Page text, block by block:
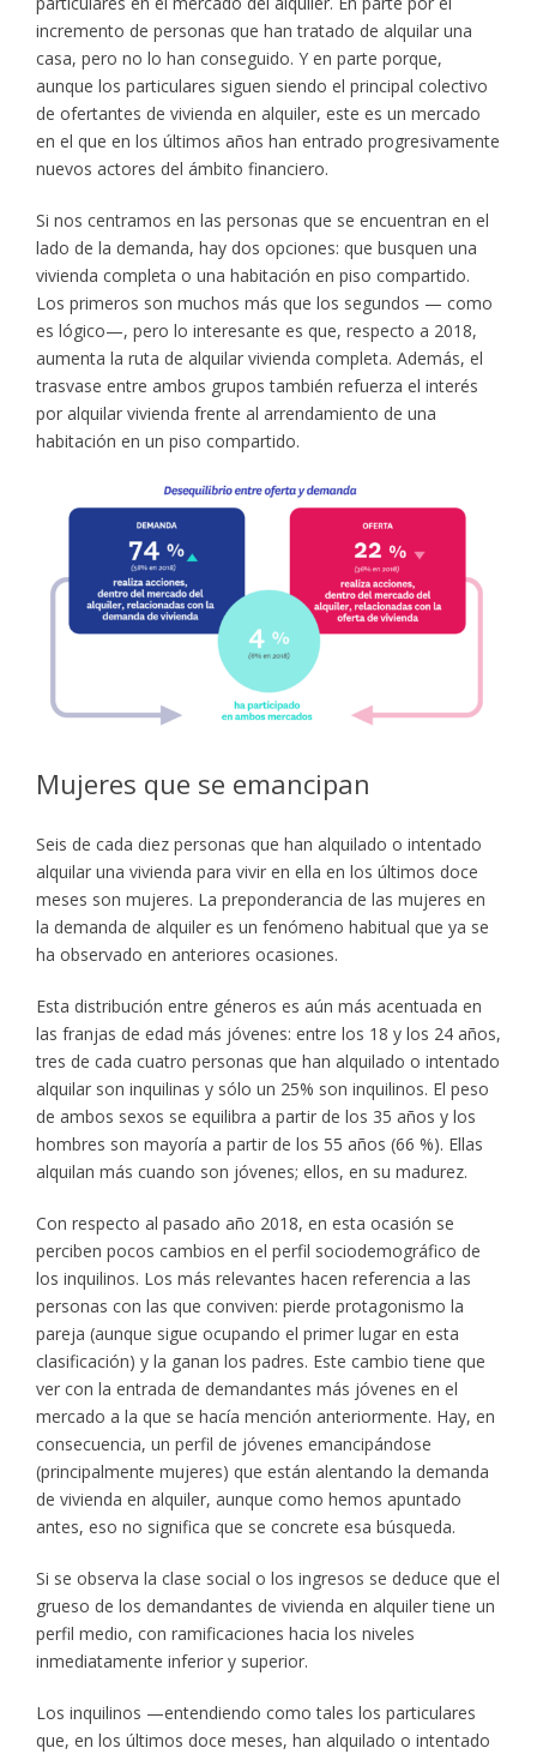
incremento de personas que han tratado de alquilar una
casa, pero no lo han conseguido. Y en parte porque,
aunque los particulares siguen siendo el principal colectivo
de ofertantes de vivienda en alquiler, este es un mercado
en el que en los últimos años han entrado progresivamente
nuevos actores del ámbito financiero.
Si nos centramos en las personas que se encuentran en el
lado de la demanda, hay dos opciones: que busquen una
vivienda completa o una habitación en piso compartido.
Los primeros son muchos más que los segundos — como
es lógico—, pero lo interesante es que, respecto a 2018,
aumenta la ruta de alquilar vivienda completa. Además, el
trasvase entre ambos grupos también refuerza el interés
por alquilar vivienda frente al arrendamiento de una
habitación en un piso compartido.
Mujeres que se emancipan
Seis de cada diez personas que han alquilado o intentado
alquilar una vivienda para vivir en ella en los últimos doce
meses son mujeres. La preponderancia de las mujeres en
la demanda de alquiler es un fenómeno habitual que ya se
ha observado en anteriores ocasiones.
Esta distribución entre géneros es aún más acentuada en
las franjas de edad más jóvenes: entre los 18 y los 24 años,
tres de cada cuatro personas que han alquilado o intentado
alquilar son inquilinas y sólo un 25% son inquilinos. El peso
de ambos sexos se equilibra a partir de los 35 años y los
hombres son mayoría a partir de los 55 años (66 %). Ellas
alquilan más cuando son jóvenes; ellos, en su madurez.
Con respecto al pasado año 2018, en esta ocasión se
perciben pocos cambios en el perfil sociodemográfico de
los inquilinos. Los más relevantes hacen referencia a las
personas con las que conviven: pierde protagonismo la
pareja (aunque sigue ocupando el primer lugar en esta
clasificación) y la ganan los padres. Este cambio tiene que
ver con la entrada de demandantes más jóvenes en el
mercado a la que se hacía mención anteriormente. Hay, en
consecuencia, un perfil de jóvenes emancipándose
(principalmente mujeres) que están alentando la demanda
de vivienda en alquiler, aunque como hemos apuntado
antes, eso no significa que se concrete esa búsqueda.
Si se observa la clase social o los ingresos se deduce que el
grueso de los demandantes de vivienda en alquiler tiene un
perfil medio, con ramificaciones hacia los niveles
inmediatamente inferior y superior.
Los inquilinos —entendiendo como tales los particulares
que, en los últimos doce meses, han alquilado o intentado